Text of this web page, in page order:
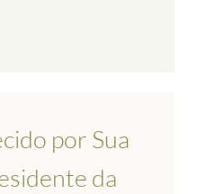
por Sua
da